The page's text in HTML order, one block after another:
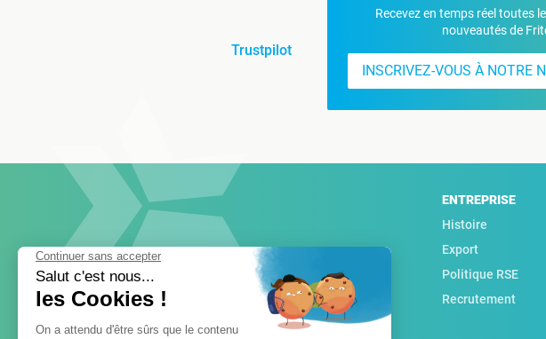
Trustpilot
Recevez en temps réel toutes
nouveautés de
INSCRIVEZ-VOUS À NOTRE
ENTREPRISE
Histoire
Export
Politique RSE
Recrutement